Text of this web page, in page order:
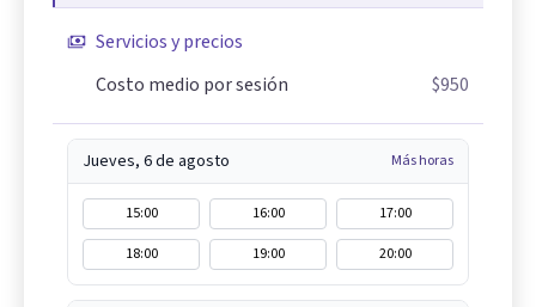
Servicios y precios
Costo medio por sesión
$950
Jueves, 6 de agosto Más horas
15:00 16:00
17:00
18:00
19:00 20:00